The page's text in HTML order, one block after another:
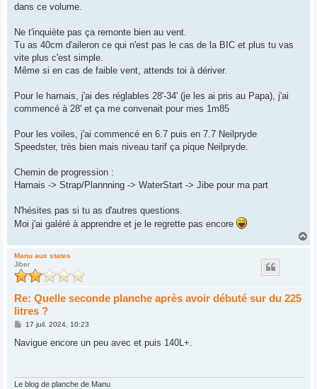
dans ce volume.
Ne t'inquiète pas ça remonte bien au vent.
Tu as 40cm d'aileron ce qui n'est pas le cas de la BIC et plus tu vas
vite plus c'est simple.
Même si en cas de faible vent, attends toi à dériver.
Pour le harnais, j'ai des réglables 28'-34' (je les ai pris au Papa), j'ai
commencé à 28' et ça me convenait pour mes 1m85
Pour les voiles, j'ai commencé en 6.7 puis en 7.7 Neilpryde
Speedster, très bien mais niveau tarif ça pique Neilpryde.
Chemin de progression :
Harnais -> Strap/Plannning -> WaterStart -> Jibe pour ma part
N'hésites pas si tu as d'autres questions.
Moi j'ai galéré à apprendre et je le regrette pas encore
a
Manu aux states
Jiber
Re: Quelle seconde planche après avoir débuté sur du 225
litres ?
M
s
17 juil. 2024, 10:23
Navigue encore un peu avec et puis 140L+.
Le blog de planche de Manu